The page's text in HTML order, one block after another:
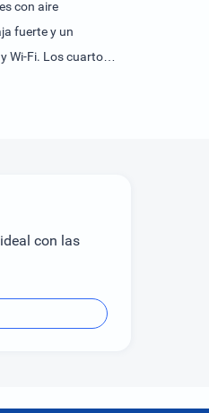
con aire
fuerte y un
Fi. Los cuartos
con las